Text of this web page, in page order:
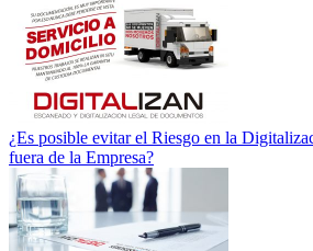
¿Es posible evitar el Riesgo en la
fuera de la Empresa?